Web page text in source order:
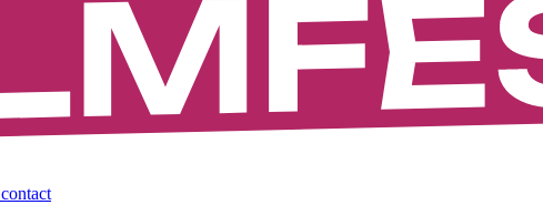
contact